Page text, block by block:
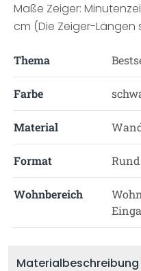
Maße Zeiger:
cm (Die Zeiger-
Thema
Farbe
Material
Format Rund
Wohnbereich
Materialbeschreibung